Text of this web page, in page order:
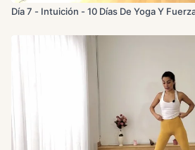
Día 7 - Intuición - 10 Días De Yoga Y